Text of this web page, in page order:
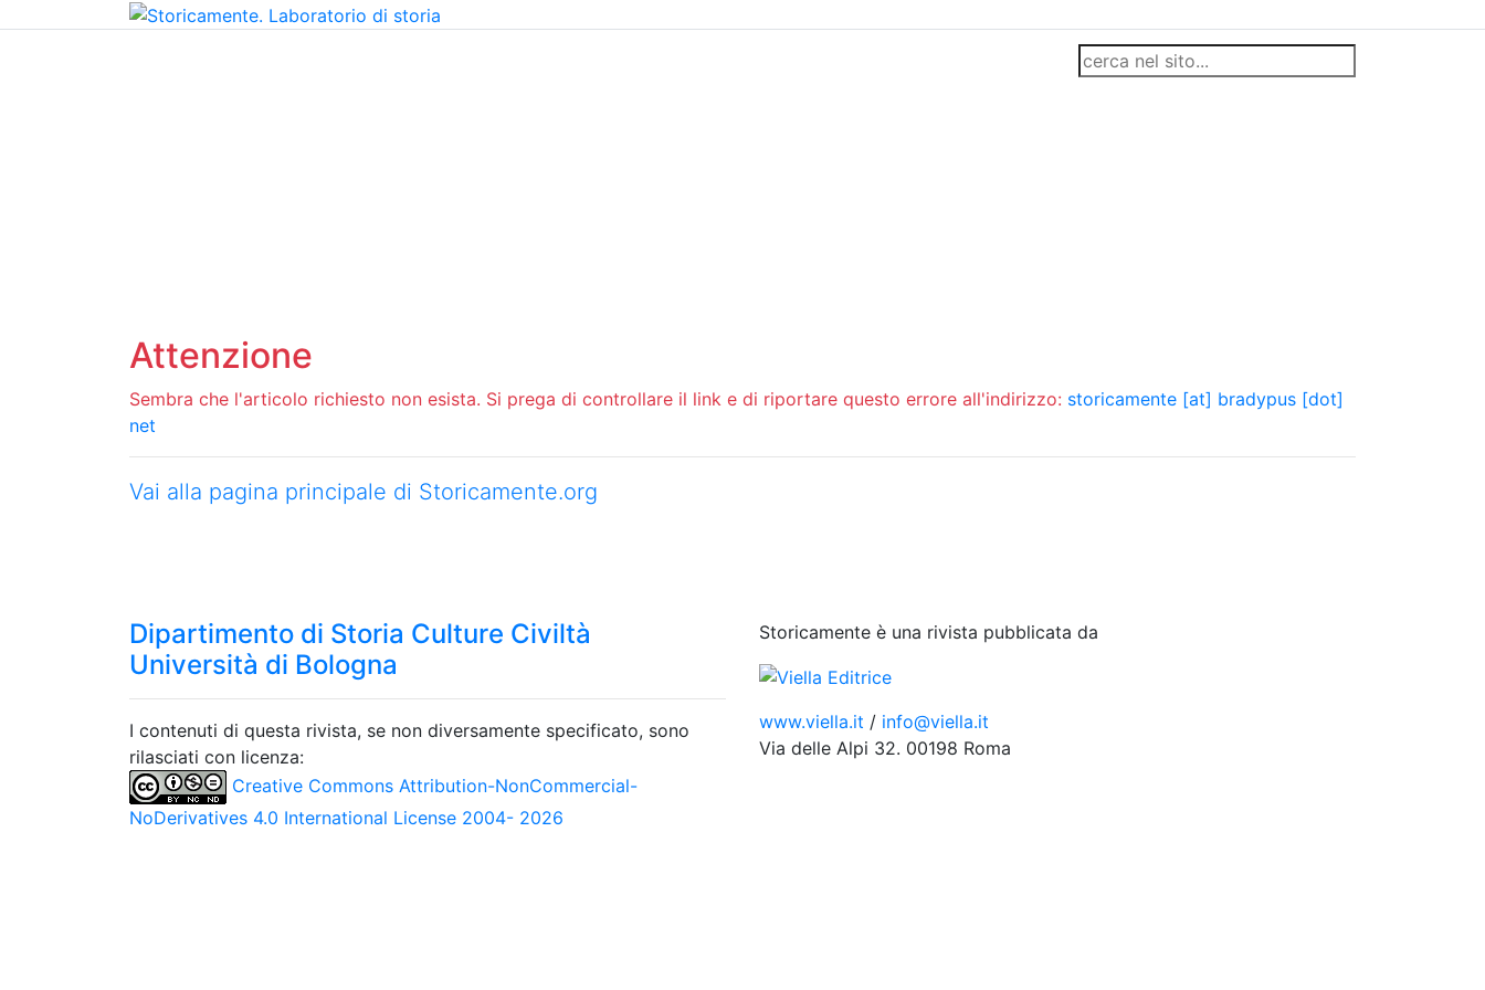
Attenzione
Sembra che l'articolo richiesto non esista. Si prega di controllare il link e di riportare questo errore all'indirizzo: storicamente [at] bradypus [dot]
net
Vai alla pagina principale di Storicamente.org
Dipartimento di Storia Culture Civiltà
Università di Bologna
I contenuti di questa rivista, se non diversamente specificato, sono
rilasciati con licenza:
Creative Commons Attribution-NonCommercial-
NoDerivatives 4.0 International License 2004- 2026
Storicamente è una rivista pubblicata da
www.viella.it / info@viella.it
Via delle Alpi 32. 00198 Roma